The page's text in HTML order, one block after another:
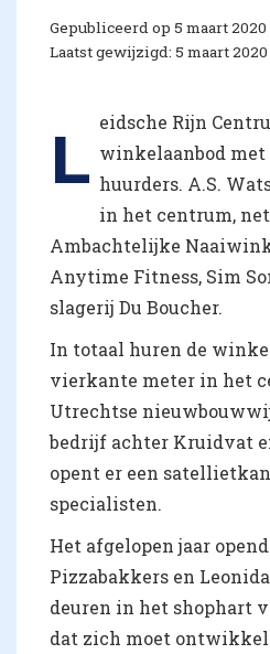
Gepubliceerd op 5 maart 2020
Laatst gewijzigd: 5 maart 2020
L eidsche Rijn
winkelaanbod
huurders. A.S.
in het centrum,
Ambachtelijke
Anytime Fitness, Sim
slagerij Du Boucher.
In totaal huren de
vierkante meter in het
Utrechtse
bedrijf achter Kruidvat
opent er een
specialisten.
Het afgelopen jaar
Pizzabakkers en
deuren in het shophart
dat zich moet